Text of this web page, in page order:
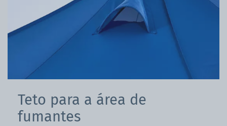
Teto para a área de
fumantes